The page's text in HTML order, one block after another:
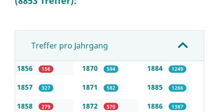
Treffer pro Jahrgang
1856 156
1857 327
1858 279
1870 594
1871 582
1872 570
1884 1249
1885 1266
1886 1387